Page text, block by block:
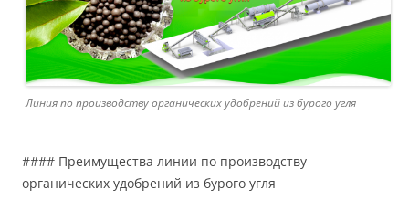
Линия по производству органических удобрений из бурого угля
#### Преимущества линии по производству
органических удобрений из бурого угля